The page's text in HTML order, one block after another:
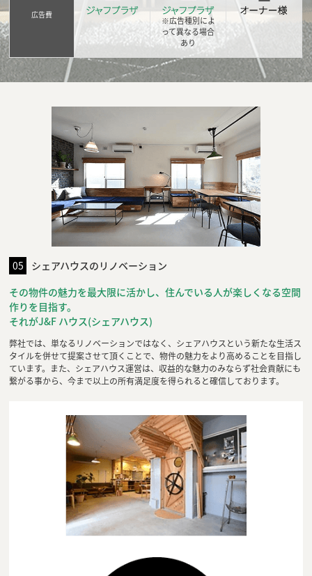
広告費
※広告種別によ
って異なる場合
あり
05
シェアハウスのリノベーション
その物件の魅力を最大限に活かし、住んでいる人が楽しくなる空間
作りを目指す。
それがJ&F ハウス(シェアハウス)
弊社では、単なるリノベーションではなく、シェアハウスという新たな生活ス
タイルを併せて提案させて頂くことで、物件の魅力をより高めることを目指し
ています。また、シェアハウス運営は、収益的な魅力のみならず社会貢献にも
繋がる事から、今まで以上の所有満足度を得られると確信しております。